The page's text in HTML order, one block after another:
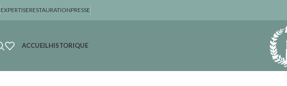
EXPERTISERESTAURATIONPRESSE
ACCUEILHISTORIQUE